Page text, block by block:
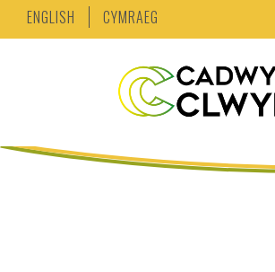
ENGLISH CYMRAEG